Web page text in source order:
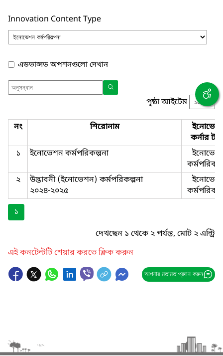
Innovation Content Type
এডভান্সড অপশনগুলো দেখান
পৃষ্ঠা আইটেম
নং শিরোনাম
কর্নার
১
ইনোভেশন কর্মপরিকল্পনা
২
উদ্ভাবনী (ইনোভেশন) কর্মপরিকল্পনা
২০২৪-২০২৫
১
দেখছেন ১ থেকে ২ পর্যন্ত, মোট ২ এন্ট্রি
এই কনটেন্টটি শেয়ার করতে ক্লিক করুন
আপনার মতামত প্রদান করুন